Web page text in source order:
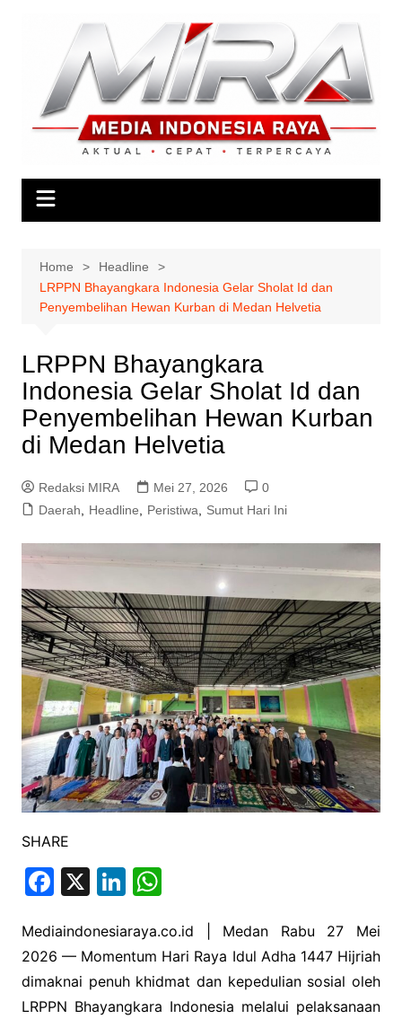
Home
Headline
LRPPN Bhayangkara Indonesia Gelar Sholat Id dan
Penyembelihan Hewan Kurban di Medan Helvetia
LRPPN Bhayangkara
Indonesia Gelar Sholat Id dan
Penyembelihan Hewan Kurban
di Medan Helvetia
Redaksi MIRA Mei 27, 2026
0
Daerah
Headline Peristiwa Sumut Hari Ini
SHARE
F
c
e
b
X Li
k
e
dI
W
at
s
A
Mediaindonesiaraya.co.id | Medan Rabu 27 Mei
2026 — Momentum Hari Raya Idul Adha 1447 Hijriah
dimaknai penuh khidmat dan kepedulian sosial oleh
LRPPN Bhayangkara Indonesia melalui pelaksanaan